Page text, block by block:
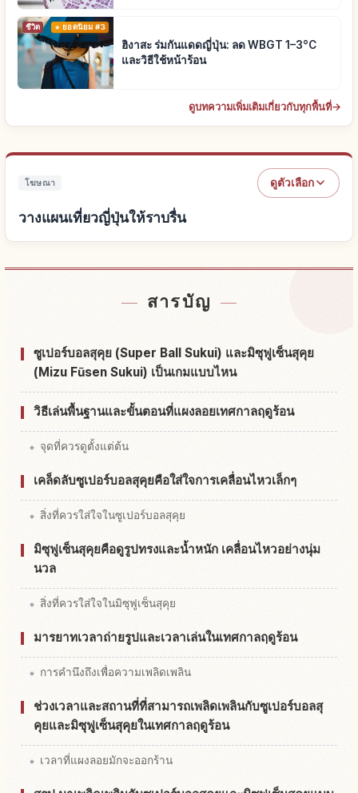
ชีวิต ยอดนิยม #3
ฮิงาสะ ร่มกันแดดญี่ปุ่น: ลด WBGT 1–3°C
และวิธีใช้หน้าร้อน
ดูบทความเพิ่มเติมเกี่ยวกับทุกพื้นที่→
โฆษณา ดูตัวเลือก
วางแผนเที่ยวญี่ปุ่นให้ราบรื่น
สารบัญ
ซูเปอร์บอลสุคุย (Super Ball Sukui) และมิซุฟูเซ็นสุคุย
(Mizu Fūsen Sukui) เป็นเกมแบบไหน
วิธีเล่นพื้นฐานและขั้นตอนที่แผงลอยเทศกาลฤดูร้อน
จุดที่ควรดูตั้งแต่ต้น
เคล็ดลับซูเปอร์บอลสุคุยคือใส่ใจการเคลื่อนไหวเล็กๆ
สิ่งที่ควรใส่ใจในซูเปอร์บอลสุคุย
มิซุฟูเซ็นสุคุยคือดูรูปทรงและน้ำหนัก เคลื่อนไหวอย่างนุ่ม
นวล
สิ่งที่ควรใส่ใจในมิซุฟูเซ็นสุคุย
มารยาทเวลาถ่ายรูปและเวลาเล่นในเทศกาลฤดูร้อน
การคำนึงถึงเพื่อความเพลิดเพลิน
ช่วงเวลาและสถานที่ที่สามารถเพลิดเพลินกับซูเปอร์บอลสุ
คุยและมิซุฟูเซ็นสุคุยในเทศกาลฤดูร้อน
เวลาที่แผงลอยมักจะออกร้าน